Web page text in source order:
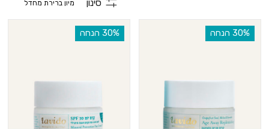
סינון
‫30% הנחה ‫30% הנחה